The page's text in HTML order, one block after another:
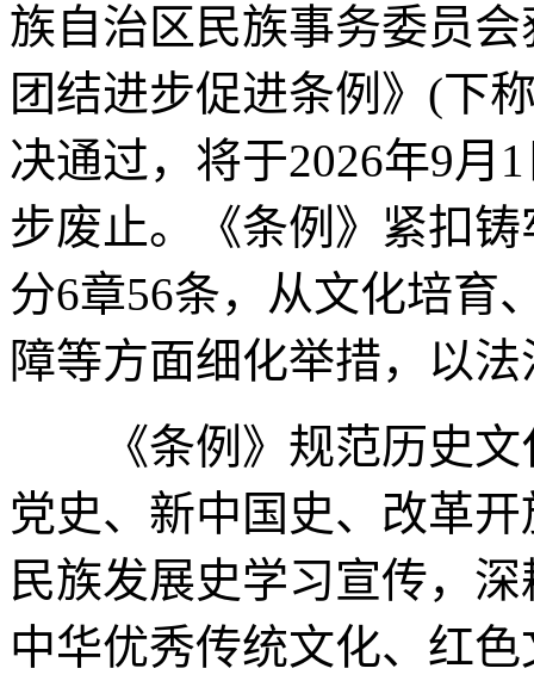
族自治区民族事务委员
团结进步促进条例》(下
决通过，将于2026年9月
步废止。《条例》紧扣
分6章56条，从文化培育
障等方面细化举措，以
《条例》规范历史文
党史、新中国史、改革
民族发展史学习宣传，
中华优秀传统文化、红